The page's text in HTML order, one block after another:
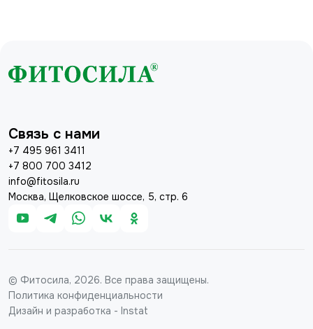
Связь с нами
+7 495 961 3411
+7 800 700 3412
info@fitosila.ru
Москва, Щелковское шоссе, 5, стр. 6
© Фитосила, 2026. Все права защищены.
Политика конфиденциальности
Дизайн и разработка - Instat